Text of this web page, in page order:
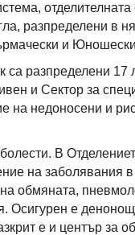
отделителната
разпределени в
и
са разпределени 17
и Сектор за
на недоносени и
В
на заболявания
обмяната,
Осигурен е
е и център за